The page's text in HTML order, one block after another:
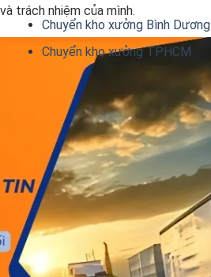
Chuyển kho xưởng Bình Dương
Chuyển kho xưởng TPHCM
trách nhiệm của mình.